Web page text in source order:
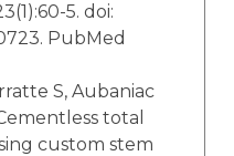
5. doi:
PubMed
total
custom stem